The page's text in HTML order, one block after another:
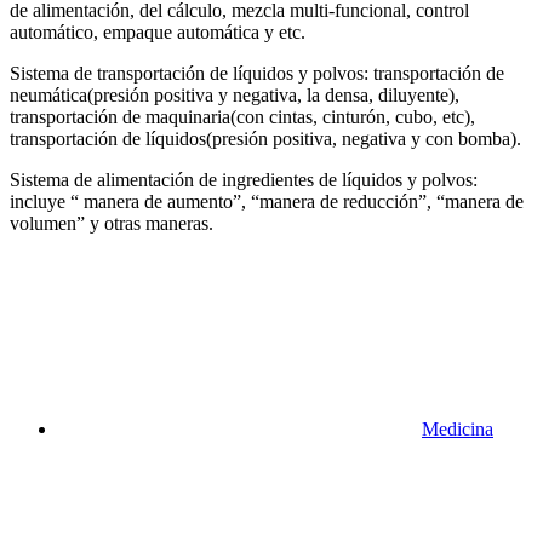
de alimentación, del cálculo, mezcla multi-funcional, control
automático, empaque automática y etc.
Sistema de transportación de líquidos y polvos: transportación de
neumática(presión positiva y negativa, la densa, diluyente),
transportación de maquinaria(con cintas, cinturón, cubo, etc),
transportación de líquidos(presión positiva, negativa y con bomba).
Sistema de alimentación de ingredientes de líquidos y polvos:
incluye “ manera de aumento”, “manera de reducción”, “manera de
volumen” y otras maneras.
Medicina